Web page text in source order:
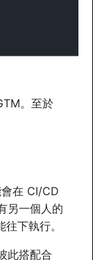
。至於
在 CI/CD
另一個人的
下執行。
此搭配合